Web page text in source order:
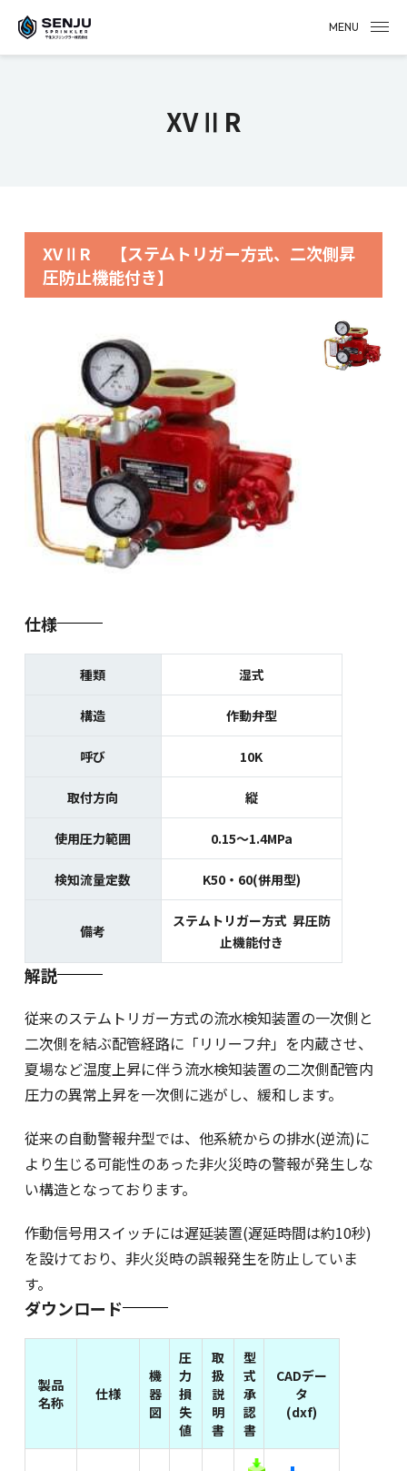
MENU
XVⅡR
XVⅡR
【ステムトリガー方式、二次側昇
圧防止機能付き】
仕様
種類 湿式
構造 作動弁型
呼び 10K
取付方向 縦
使用圧力範囲 0.15～1.4MPa
検知流量定数 K50・60(併用型)
備考
ステムトリガー方式 昇圧防
止機能付き
解説
従来のステムトリガー方式の流水検知装置の一次側と
二次側を結ぶ配管経路に「リリーフ弁」を内蔵させ、
夏場など温度上昇に伴う流水検知装置の二次側配管内
圧力の異常上昇を一次側に逃がし、緩和します。
従来の自動警報弁型では、他系統からの排水(逆流)に
より生じる可能性のあった非火災時の警報が発生しな
い構造となっております。
作動信号用スイッチには遅延装置(遅延時間は約10秒)
を設けており、非火災時の誤報発生を防止していま
す。
ダウンロード
製品
名称
仕様
機
器
図
圧
力
損
失
値
取
扱
説
明
書
型
式
承
認
書
CADデー
タ
(dxf)